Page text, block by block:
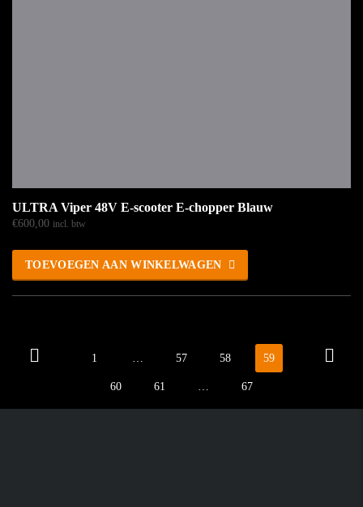
ULTRA Viper 48V E-scooter E-chopper Blauw
€600,00 incl. btw
TOEVOEGEN AAN WINKELWAGEN
1 … 57 58 59
60 61 … 67